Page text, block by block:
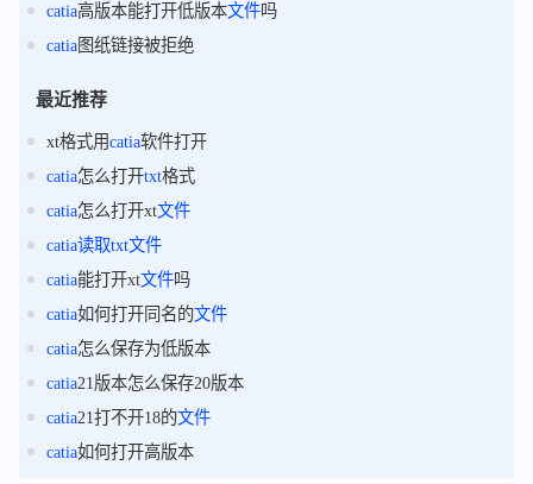
catia高版本能打开低版本文件吗
catia图纸链接被拒绝
最近推荐
xt格式用catia软件打开
catia怎么打开txt格式
catia怎么打开xt文件
catia读取txt文件
catia能打开xt文件吗
catia如何打开同名的文件
catia怎么保存为低版本
catia21版本怎么保存20版本
catia21打不开18的文件
catia如何打开高版本